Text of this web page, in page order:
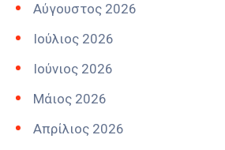
Αύγουστος 2026
Ιούλιος 2026
Ιούνιος 2026
Μάιος 2026
Απρίλιος 2026